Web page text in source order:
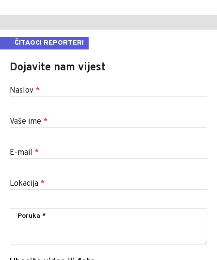
ČITAOCI REPORTERI
Dojavite nam vijest
Naslov *
Vaše ime *
E-mail *
Lokacija *